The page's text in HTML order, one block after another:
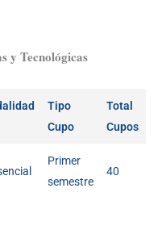
y Tecnológicas
Tipo
Cupo
Total
Cupos
Primer
semestre
40